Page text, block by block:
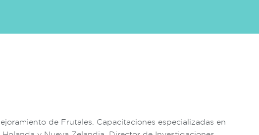
de Frutales. Capacitaciones especializadas en